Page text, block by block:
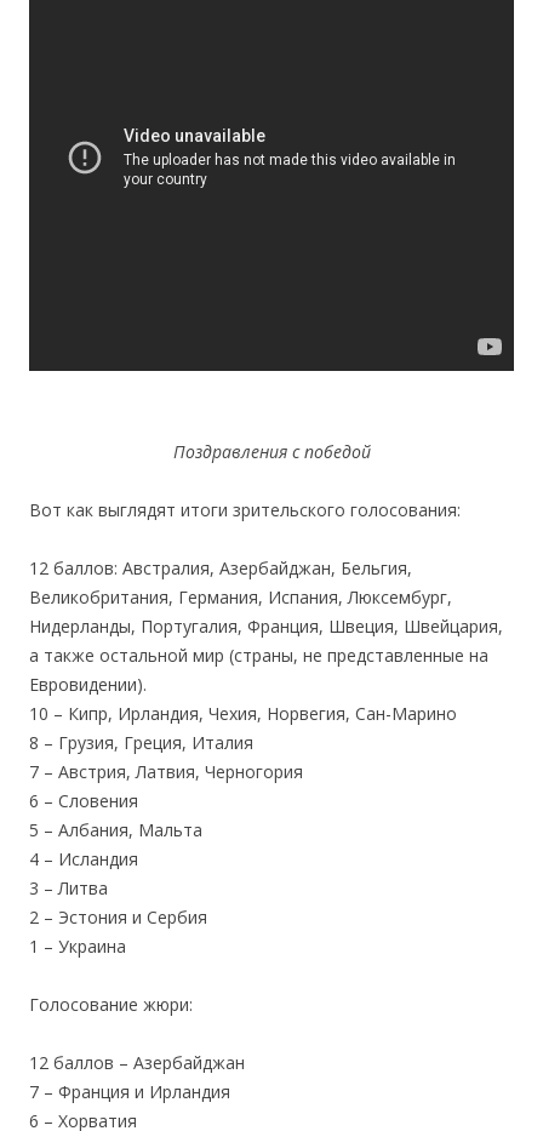
Поздравления с победой
Вот как выглядят итоги зрительского голосования:
12 баллов: Австралия, Азербайджан, Бельгия,
Великобритания, Германия, Испания, Люксембург,
Нидерланды, Португалия, Франция, Швеция, Швейцария,
а также остальной мир (страны, не представленные на
Евровидении).
10 – Кипр, Ирландия, Чехия, Норвегия, Сан-Марино
8 – Грузия, Греция, Италия
7 – Австрия, Латвия, Черногория
6 – Словения
5 – Албания, Мальта
4 – Исландия
3 – Литва
2 – Эстония и Сербия
1 – Украина
Голосование жюри:
12 баллов – Азербайджан
7 – Франция и Ирландия
6 – Хорватия